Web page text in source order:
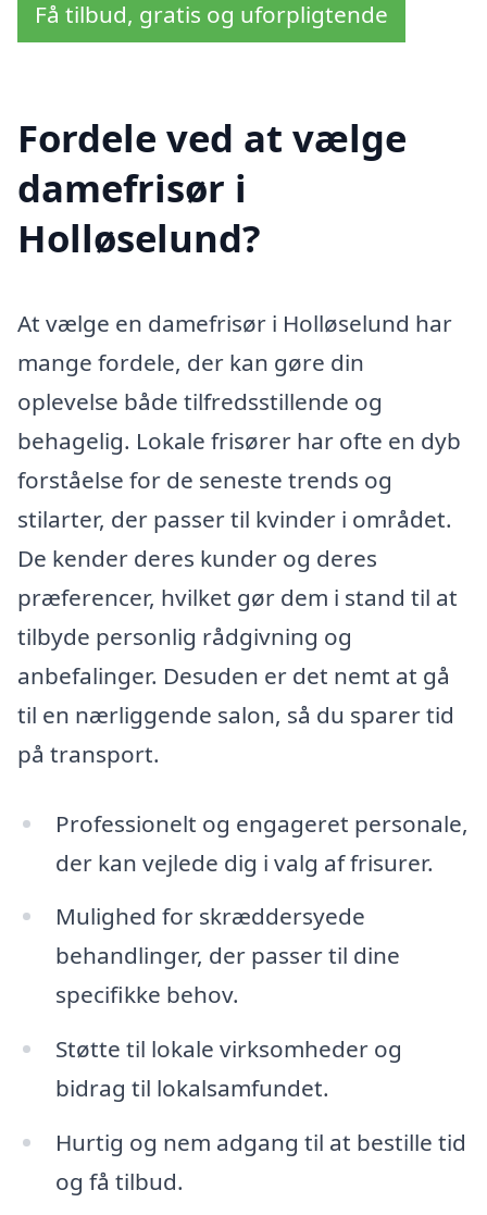
Få tilbud, gratis og uforpligtende
Fordele ved at vælge
damefrisør i
Holløselund?
At vælge en damefrisør i Holløselund har
mange fordele, der kan gøre din
oplevelse både tilfredsstillende og
behagelig. Lokale frisører har ofte en dyb
forståelse for de seneste trends og
stilarter, der passer til kvinder i området.
De kender deres kunder og deres
præferencer, hvilket gør dem i stand til at
tilbyde personlig rådgivning og
anbefalinger. Desuden er det nemt at gå
til en nærliggende salon, så du sparer tid
på transport.
Professionelt og engageret personale,
der kan vejlede dig i valg af frisurer.
Mulighed for skræddersyede
behandlinger, der passer til dine
specifikke behov.
Støtte til lokale virksomheder og
bidrag til lokalsamfundet.
Hurtig og nem adgang til at bestille tid
og få tilbud.